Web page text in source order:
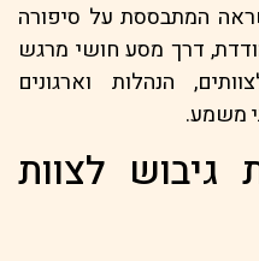
המתבססת על סיפורה
דרך מסע חושי מרגש
הנהלות וארגונים
משמע.
לצוות